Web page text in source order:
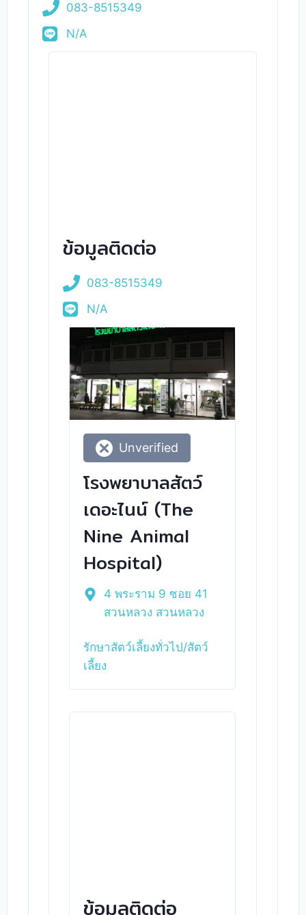
083-8515349
N/A
ข้อมูลติดต่อ
083-8515349
N/A
Unverified
โรงพยาบาลสัตว์
เดอะไนน์ (The
Nine Animal
Hospital)
4 พระราม 9 ซอย 41
สวนหลวง สวนหลวง
รักษาสัตว์เลี้ยงทั่วไป/สัตว์
เลี้ยง
ข้อมูลติดต่อ